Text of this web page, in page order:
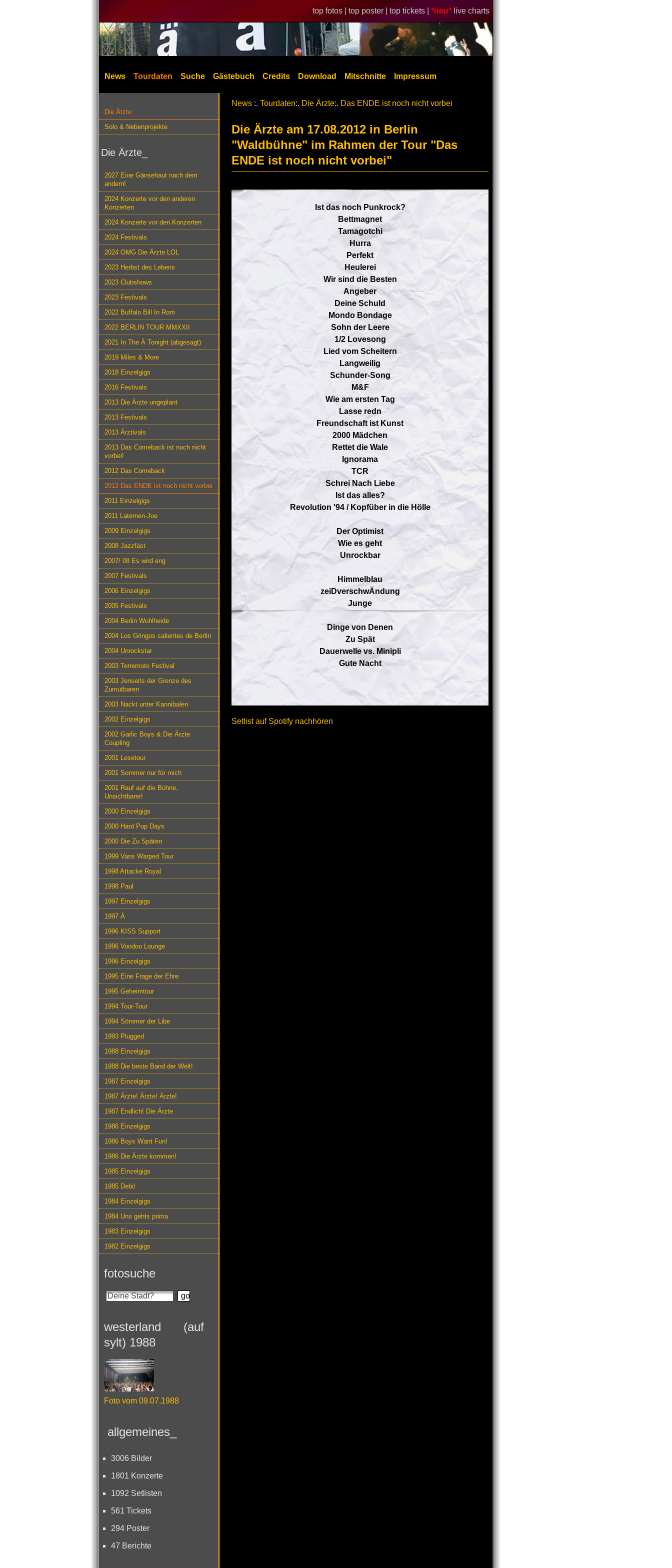
top fotos | top poster | top tickets | *neu* live charts
News Tourdaten Suche Gästebuch Credits Download Mitschnitte Impressum
Die Ärzte
Solo & Nebenprojekte
Die Ärzte_
2027 Eine Gänsehaut nach dem
andern!
2024 Konzerte vor den anderen
Konzerten
2024 Konzerte vor den Konzerten
2024 Festivals
2024 OMG Die Ärzte LOL
2023 Herbst des Lebens
2023 Clubshows
2023 Festivals
2022 Buffalo Bill In Rom
2022 BERLIN TOUR MMXXII
2021 In The Ä Tonight (abgesagt)
2019 Miles & More
2018 Einzelgigs
2016 Festivals
2013 Die Ärzte ungeplant
2013 Festivals
2013 Ärztivals
2013 Das Comeback ist noch nicht
vorbei!
2012 Das Comeback
2012 Das ENDE ist noch nicht vorbei
2011 Einzelgigs
2011 Laternen-Joe
2009 Einzelgigs
2008 Jazzfäst
2007/ 08 Es wird eng
2007 Festivals
2006 Einzelgigs
2005 Festivals
2004 Berlin Wuhlheide
2004 Los Gringos calientes de Berlin
2004 Unrockstar
2003 Terremoto Festival
2003 Jenseits der Grenze des
Zumutbaren
2003 Nackt unter Kannibalen
2002 Einzelgigs
2002 Garlic Boys & Die Ärzte
Coupling
2001 Lesetour
2001 Sommer nur für mich
2001 Rauf auf die Bühne,
Unsichtbarer!
2000 Einzelgigs
2000 Hard Pop Days
2000 Die Zu Späten
1999 Vans Warped Tour
1998 Attacke Royal
1998 Paul
1997 Einzelgigs
1997 Ä
1996 KISS Support
1996 Voodoo Lounge
1996 Einzelgigs
1995 Eine Frage der Ehre
1995 Geheimtour
1994 Tour-Tour
1994 Sömmer der Libe
1993 Plugged
1988 Einzelgigs
1988 Die beste Band der Welt!
1987 Einzelgigs
1987 Ärzte! Ärzte! Ärzte!
1987 Endlich! Die Ärzte
1986 Einzelgigs
1986 Boys Want Fun!
1986 Die Ärzte kommen!
1985 Einzelgigs
1985 Debil
1984 Einzelgigs
1984 Uns gehts prima
1983 Einzelgigs
1982 Einzelgigs
fotosuche
westerland (auf
sylt) 1988
Foto vom 09.07.1988
allgemeines_
3006 Bilder
1801 Konzerte
1092 Setlisten
561 Tickets
294 Poster
47 Berichte
News :. Tourdaten:. Die Ärzte:. Das ENDE ist noch nicht vorbei
Die Ärzte am 17.08.2012 in Berlin
"Waldbühne" im Rahmen der Tour "Das
ENDE ist noch nicht vorbei"
Ist das noch Punkrock?
Bettmagnet
Tamagotchi
Hurra
Perfekt
Heulerei
Wir sind die Besten
Angeber
Deine Schuld
Mondo Bondage
Sohn der Leere
1/2 Lovesong
Lied vom Scheitern
Langweilig
Schunder-Song
M&F
Wie am ersten Tag
Lasse redn
Freundschaft ist Kunst
2000 Mädchen
Rettet die Wale
Ignorama
TCR
Schrei Nach Liebe
Ist das alles?
Revolution '94 / Kopfüber in die Hölle
Der Optimist
Wie es geht
Unrockbar
Himmelblau
zeiDverschwÄndung
Junge
Dinge von Denen
Zu Spät
Dauerwelle vs. Minipli
Gute Nacht
Setlist auf Spotify nachhören